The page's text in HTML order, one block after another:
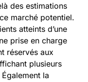
des estimations
marché potentiel.
atteints d’une
prise en charge
réservés aux
plusieurs
la